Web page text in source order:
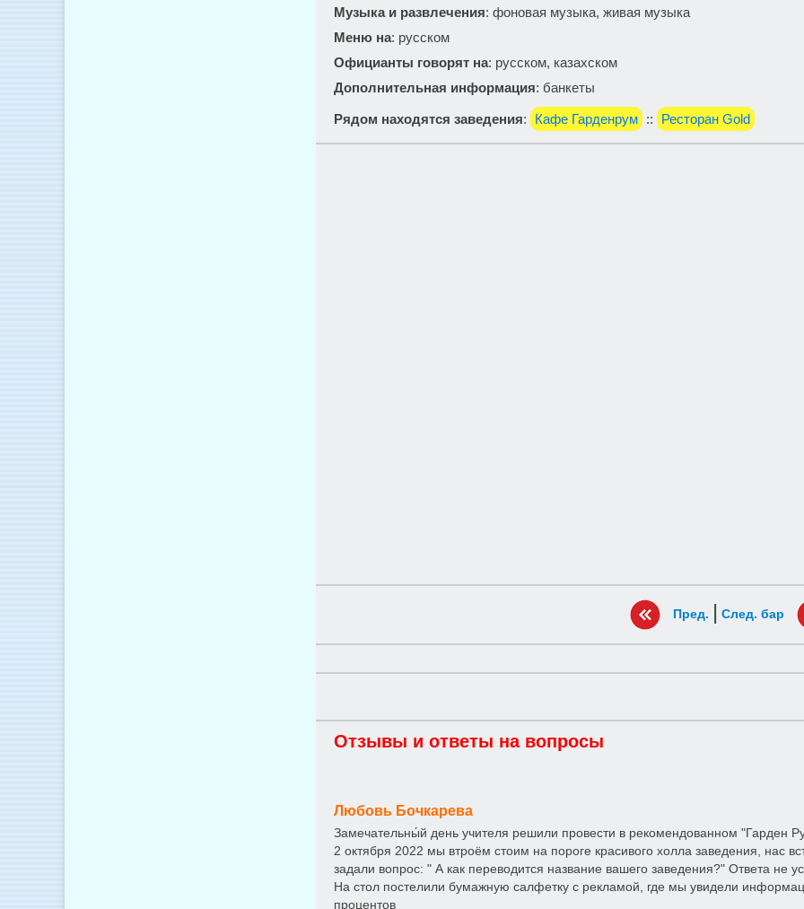
Музыка и развлечения: фоновая музыка, живая музыка
Меню на: русском
Официанты говорят на: русском, казахском
Дополнительная информация: банкеты
Рядом находятся заведения: Кафе Гарденрум :: Ресторан Gold
Пред. | След. бар
Отзывы и ответы на вопросы
Любовь Бочкарева
Замечательны́й день учителя решили провести в рекомендованном "Гарден
2 октября 2022 мы втроём стоим на пороге красивого холла заведения, нас
задали вопрос: " А как переводится название вашего заведения?" Ответа не
На стол постелили бумажную салфетку с рекламой, где мы увидели
процентов